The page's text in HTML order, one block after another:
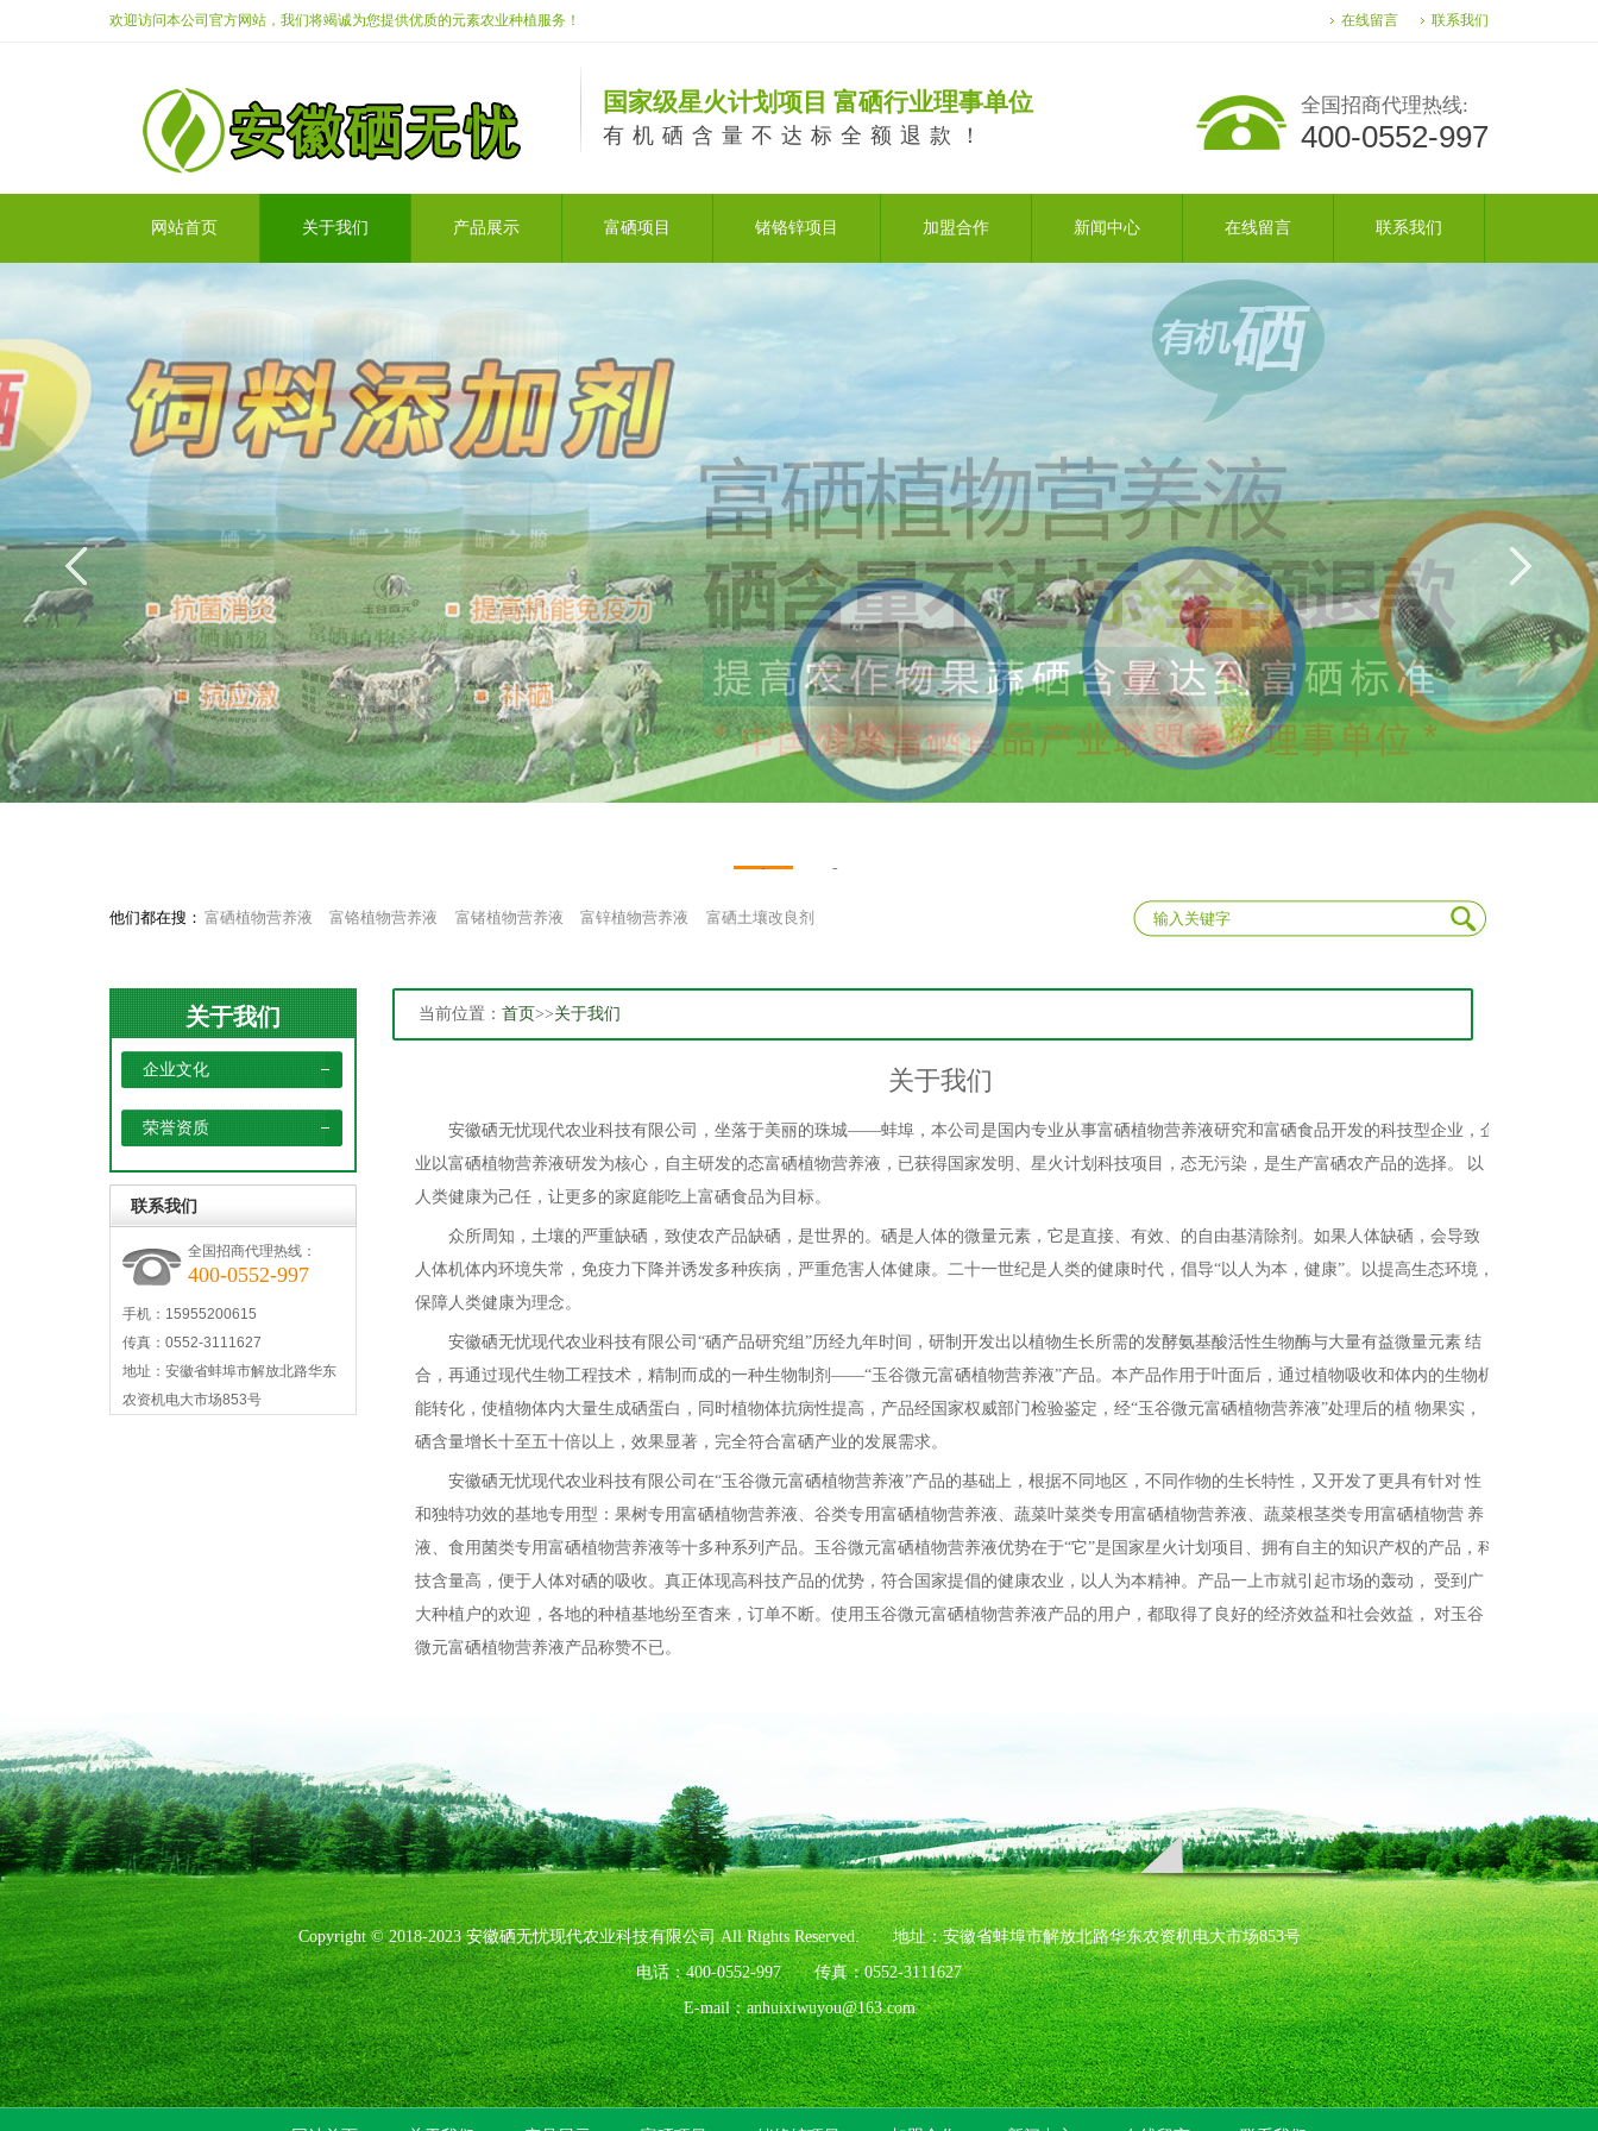
欢迎访问本公司官方网站，我们将竭诚为您提供优质的元素农业种植服务！ 在线留言 联系我们
国家级星火计划项目 富硒行业理事单位
有机硒含量不达标全额退款！
全国招商代理热线:
400-0552-997
网站首页 关于我们 产品展示 富硒项目 锗铬锌项目 加盟合作 新闻中心 在线留言 联系我们
1 2
他们都在搜： 富硒植物营养液 富铬植物营养液 富锗植物营养液 富锌植物营养液 富硒土壤改良剂
关于我们
企业文化
荣誉资质
联系我们
全国招商代理热线：
400-0552-997
手机：15955200615
传真：0552-3111627
地址：安徽省蚌埠市解放北路华东
农资机电大市场853号
当前位置： 首页>>关于我们
关于我们
安徽硒无忧现代农业科技有限公司，坐落于美丽的珠城——蚌埠，本公司是国内专业从事富硒植物营养液研究和富硒食品开发的科技型企业，企
业以富硒植物营养液研发为核心，自主研发的态富硒植物营养液，已获得国家发明、星火计划科技项目，态无污染，是生产富硒农产品的选择。 以
人类健康为己任，让更多的家庭能吃上富硒食品为目标。
众所周知，土壤的严重缺硒，致使农产品缺硒，是世界的。硒是人体的微量元素，它是直接、有效、的自由基清除剂。如果人体缺硒，会导致
人体机体内环境失常，免疫力下降并诱发多种疾病，严重危害人体健康。二十一世纪是人类的健康时代，倡导“以人为本，健康”。以提高生态环境，
保障人类健康为理念。
安徽硒无忧现代农业科技有限公司“硒产品研究组”历经九年时间，研制开发出以植物生长所需的发酵氨基酸活性生物酶与大量有益微量元素 结
合，再通过现代生物工程技术，精制而成的一种生物制剂——“玉谷微元富硒植物营养液”产品。本产品作用于叶面后，通过植物吸收和体内的生物机
能转化，使植物体内大量生成硒蛋白，同时植物体抗病性提高，产品经国家权威部门检验鉴定，经“玉谷微元富硒植物营养液”处理后的植 物果实，
硒含量增长十至五十倍以上，效果显著，完全符合富硒产业的发展需求。
安徽硒无忧现代农业科技有限公司在“玉谷微元富硒植物营养液”产品的基础上，根据不同地区，不同作物的生长特性，又开发了更具有针对 性
和独特功效的基地专用型：果树专用富硒植物营养液、谷类专用富硒植物营养液、蔬菜叶菜类专用富硒植物营养液、蔬菜根茎类专用富硒植物营 养
液、食用菌类专用富硒植物营养液等十多种系列产品。玉谷微元富硒植物营养液优势在于“它”是国家星火计划项目、拥有自主的知识产权的产品，科
技含量高，便于人体对硒的吸收。真正体现高科技产品的优势，符合国家提倡的健康农业，以人为本精神。产品一上市就引起市场的轰动， 受到广
大种植户的欢迎，各地的种植基地纷至杳来，订单不断。使用玉谷微元富硒植物营养液产品的用户，都取得了良好的经济效益和社会效益， 对玉谷
微元富硒植物营养液产品称赞不已。
Copyright © 2018-2023 安徽硒无忧现代农业科技有限公司 All Rights Reserved. 地址：安徽省蚌埠市解放北路华东农资机电大市场853号
电话：400-0552-997 传真：0552-3111627
E-mail：anhuixiwuyou@163.com